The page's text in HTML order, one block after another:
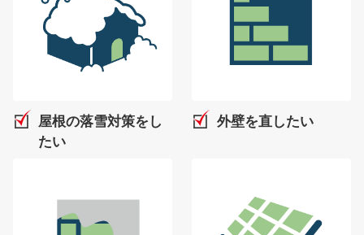
屋根の落雪対策をし
たい
外壁を直したい